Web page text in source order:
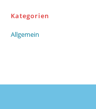
Kategorien
Allgemein